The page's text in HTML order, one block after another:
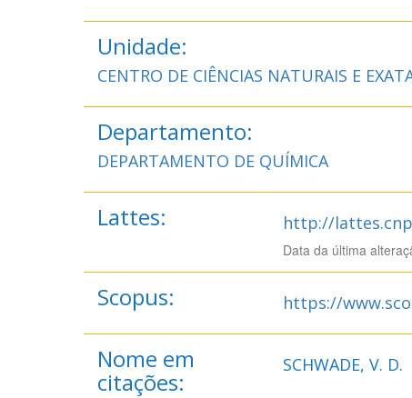
Unidade:
CENTRO DE CIÊNCIAS NATURAIS E
Departamento:
DEPARTAMENTO DE QUÍMICA
Lattes: http://
Data da última
Scopus: https://
Nome em
citações:
SCHWADE, V. D.